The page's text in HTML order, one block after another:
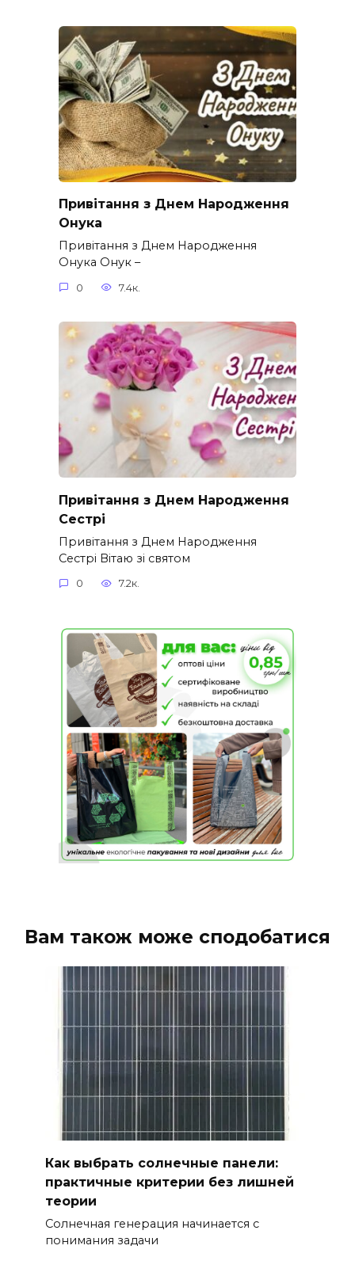
Привітання з Днем Народження
Онука
Привітання з Днем Народження
Онука Онук –
0 7.4к.
Привітання з Днем Народження
Сестрі
Привітання з Днем Народження
Сестрі Вітаю зі святом
0 7.2к.
Вам також може сподобатися
Как выбрать солнечные панели:
практичные критерии без лишней
теории
Солнечная генерация начинается с
понимания задачи